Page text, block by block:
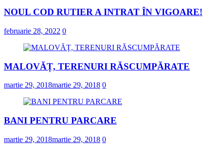
NOUL COD RUTIER A INTRAT ÎN VIGOARE!
februarie 28, 2022 0
MALOVĂȚ, TERENURI RĂSCUMPĂRATE
martie 29, 2018martie 29, 2018 0
BANI PENTRU PARCARE
martie 29, 2018martie 29, 2018 0